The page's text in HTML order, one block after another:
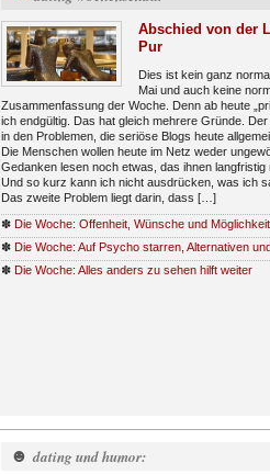
Abschied von der
Pur
Dies ist kein ganz
Mai und auch keine
Zusammenfassung der Woche. Denn ab heute
ich endgültig. Das hat gleich mehrere Gründe. Der
in den Problemen, die seriöse Blogs heute
Die Menschen wollen heute im Netz weder
Gedanken lesen noch etwas, das ihnen langfristig
Und so kurz kann ich nicht ausdrücken, was ich
Das zweite Problem liegt darin, dass […]
✽ Die Woche: Offenheit, Wünsche und
✽ Die Woche: Auf Psycho starren, Alternativen
✽ Die Woche: Alles anders zu sehen hilft weiter
☻ dating und humor: